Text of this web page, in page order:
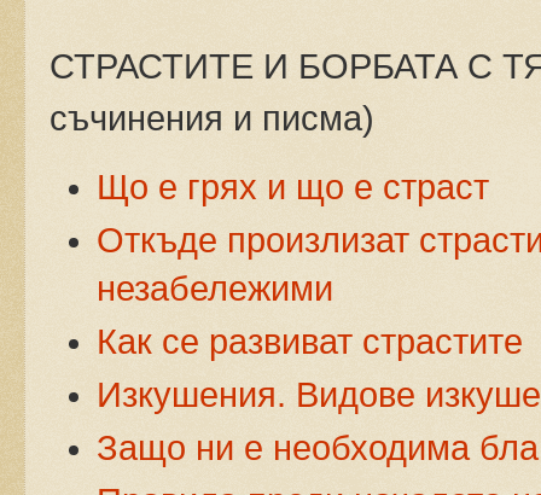
СТРАСТИТЕ И БОРБАТА С
съчинения и писма)
Що е грях и що е страст
Откъде произлизат
незабележими
Как се развиват страстите
Изкушения. Видове
Защо ни е необходима